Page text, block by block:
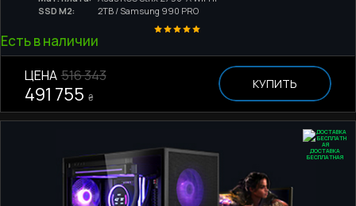
SSD M2:
2TB / Samsung 990 PRO
Есть в наличии
ЦЕНА 516 343
491 755 ₴
КУПИТЬ
ДОСТАВКА
БЕСПЛАТНАЯ